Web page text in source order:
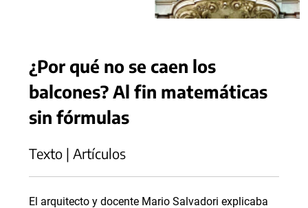
¿Por qué no se caen los
balcones? Al fin matemáticas
sin fórmulas
Texto | Artículos
El arquitecto y docente Mario Salvadori explicaba